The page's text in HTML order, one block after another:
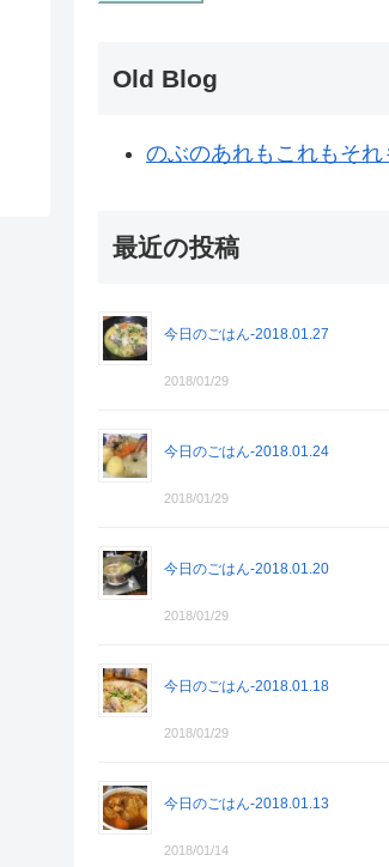
Old Blog
のぶのあれもこれもそ
最近の投稿
今日のごはん-2018.01.27
2018/01/29
今日のごはん-2018.01.24
2018/01/29
今日のごはん-2018.01.20
2018/01/29
今日のごはん-2018.01.18
2018/01/29
今日のごはん-2018.01.13
2018/01/14